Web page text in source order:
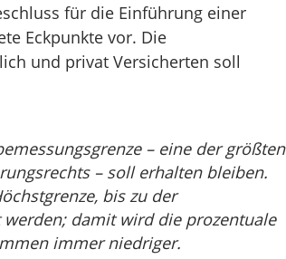
für die Einführung einer
Eckpunkte vor. Die
und privat Versicherten soll
– eine der größten
– soll erhalten bleiben.
bis zu der
damit wird die prozentuale
immer niedriger.